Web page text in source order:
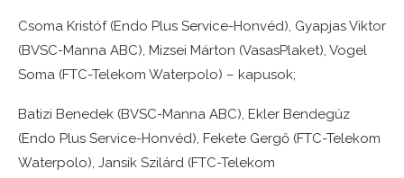
Csoma Kristóf (Endo Plus Service-Honvéd), Gyapjas Viktor
(BVSC-Manna ABC), Mizsei Márton (VasasPlaket), Vogel
Soma (FTC-Telekom Waterpolo) – kapusok;
Batizi Benedek (BVSC-Manna ABC), Ekler Bendegúz
(Endo Plus Service-Honvéd), Fekete Gergő (FTC-Telekom
Waterpolo), Jansik Szilárd (FTC-Telekom